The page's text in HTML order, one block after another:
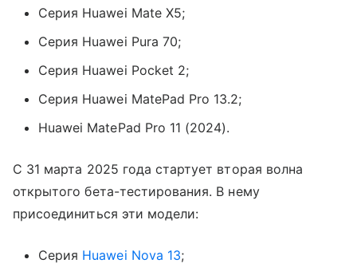
Серия Huawei Mate X5;
Серия Huawei Pura 70;
Серия Huawei Pocket 2;
Серия Huawei MatePad Pro 13.2;
Huawei MatePad Pro 11 (2024).
С 31 марта 2025 года стартует вторая волна
открытого бета-тестирования. В нему
присоединиться эти модели:
Серия Huawei Nova 13;